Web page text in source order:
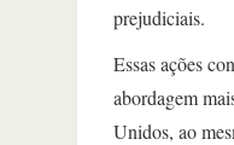
prejudiciais.
Essas ações
abordagem
Unidos, ao